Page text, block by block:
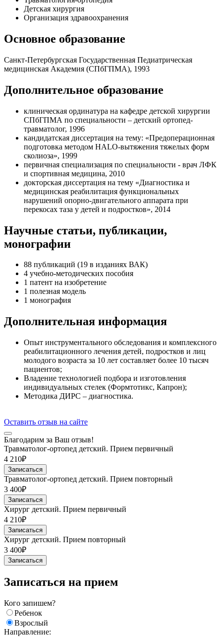
Детская хирургия
Организация здравоохранения
Основное образование
Санкт-Петербургская Государственная Педиатрическая
медицинская Академия (СПбГПМА), 1993
Дополнительное образование
клиническая ординатура на кафедре детской хирургии
СПбГПМА по специальности – детский ортопед-
травматолог, 1996
кандидатская диссертация на тему: «Предоперационная
подготовка методом HALO-вытяжения тяжелых форм
сколиоза», 1999
первичная специализация по специальности - врач ЛФК
и спортивная медицина, 2010
докторская диссертация на тему «Диагностика и
медицинская реабилитация функциональных
нарушений опорно-двигательного аппарата при
перекосах таза у детей и подростков», 2014
Научные статьи, публикации,
монографии
88 публикаций (19 в изданиях ВАК)
4 учебно-методических пособия
1 патент на изобретение
1 полезная модель
1 монография
Дополнительная информация
Опыт инструментального обследования и комплексного
реабилитационного лечения детей, подростков и лиц
молодого возраста за 10 лет составляет более 10 тысяч
пациентов;
Владение технологией подбора и изготовления
индивидуальных стелек (Формтотикс, Капрон);
Методика ДИРС – диагностика.
Оставить отзыв на сайте
Благодарим за Ваш отзыв!
Травматолог-ортопед детский. Прием первичный
4 210₽
Записаться
Травматолог-ортопед детский. Прием повторный
3 400₽
Записаться
Хирург детский. Прием первичный
4 210₽
Записаться
Хирург детский. Прием повторный
3 400₽
Записаться
Записаться на прием
Кого запишем?
Ребенок
Взрослый
Направление: